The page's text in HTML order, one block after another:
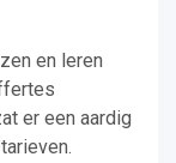
en leren
er een aardig